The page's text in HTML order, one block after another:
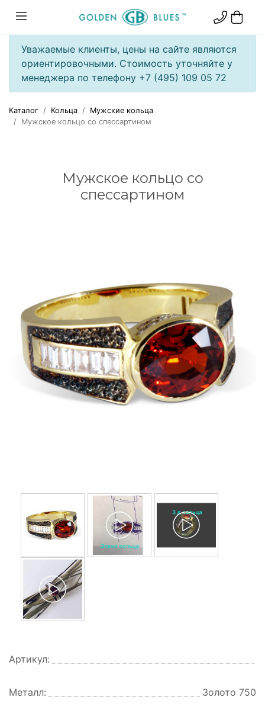
Уважаемые клиенты, цены на сайте являются
ориентировочными. Стоимость уточняйте у
менеджера по телефону +7 (495) 109 05 72
Каталог Кольца
Мужские кольца
Мужское кольцо со спессартином
Мужское кольцо со
спессартином
Артикул:
Металл: Золото 750